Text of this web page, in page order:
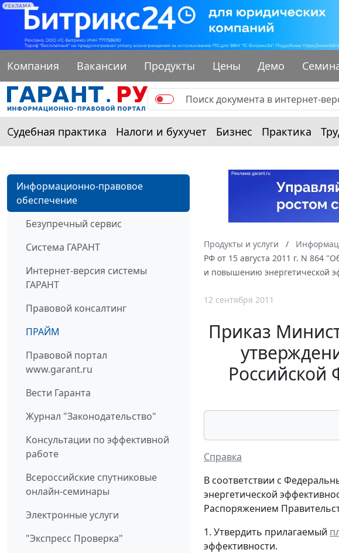
РЕКЛАМА
Компания Вакансии Продукты Цены Демо
Судебная практика Налоги и бухучет Бизнес Практика
Информационно-правовое
обеспечение
Безупречный сервис
Система ГАРАНТ
Интернет-версия системы
ГАРАНТ
Правовой консалтинг
ПРАЙМ
Правовой портал
www.garant.ru
Вести Гаранта
Журнал "Законодательство"
Консультации по эффективной
работе
Всероссийские спутниковые
онлайн-семинары
Электронные услуги
"Экспресс Проверка"
Продукты и услуги
РФ от 15 августа 2011 г. N 864
и повышению энергетической
12 сентября 2011
Приказ
Справка
В соответствии с
энергетической
Распоряжением
1. Утвердить прилагаемый
эффективности.